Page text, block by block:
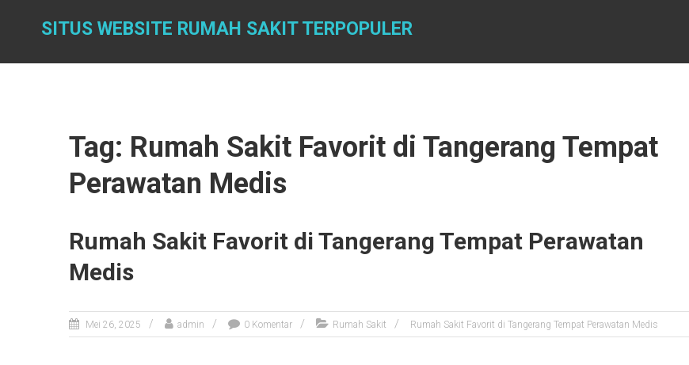
SITUS WEBSITE RUMAH SAKIT TERPOPULER
Tag: Rumah Sakit Favorit di Tangerang Tempat
Perawatan Medis
Rumah Sakit Favorit di Tangerang Tempat Perawatan
Medis
Mei 26, 2025 admin 0 Komentar Rumah Sakit Rumah Sakit Favorit di Tangerang Tempat Perawatan Medis